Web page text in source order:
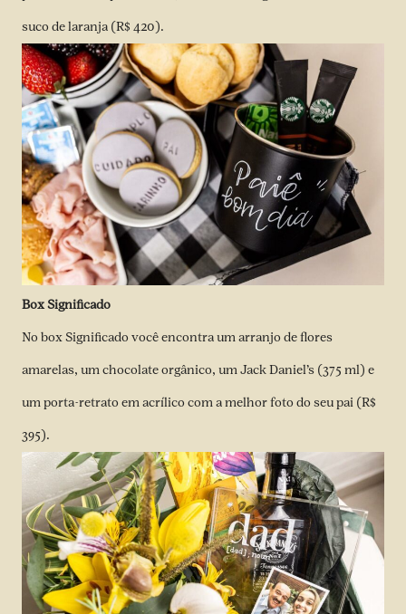
suco de laranja (R$ 420).
Box Significado
No box Significado você encontra um arranjo de flores
amarelas, um chocolate orgânico, um Jack Daniel’s (375 ml) e
um porta-retrato em acrílico com a melhor foto do seu pai (R$
395).